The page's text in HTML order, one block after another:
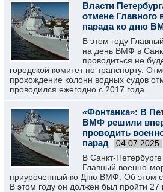
Власти
отмене Главного
парада ко дню
В этом году
на день ВМФ в
проводиться не
городской комитет по транспорту.
прохождение колонн водных судов
проводился ежегодно с 2017 года.
«Фонтанка»: В
ВМФ решили
проводить
парад
04.07.2025
В Санкт-
Главный военно-
приуроченный ко Дню ВМФ. Об этом
В этом году он должен был пройти